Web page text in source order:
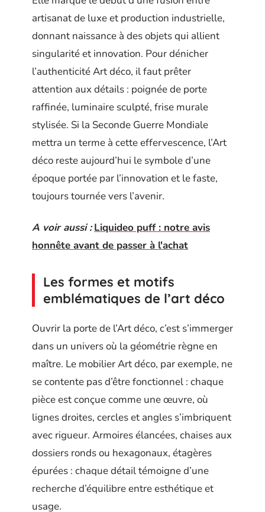
artisanat de luxe et production industrielle,
donnant naissance à des objets qui allient
singularité et innovation. Pour dénicher
l’authenticité Art déco, il faut prêter
attention aux détails : poignée de porte
raffinée, luminaire sculpté, frise murale
stylisée. Si la Seconde Guerre Mondiale
mettra un terme à cette effervescence, l’Art
déco reste aujourd’hui le symbole d’une
époque portée par l’innovation et le faste,
toujours tournée vers l’avenir.
A voir aussi : Liquideo puff : notre avis
honnête avant de passer à l'achat
Les formes et motifs
emblématiques de l’art déco
Ouvrir la porte de l’Art déco, c’est s’immerger
dans un univers où la géométrie règne en
maître. Le mobilier Art déco, par exemple, ne
se contente pas d’être fonctionnel : chaque
pièce est conçue comme une œuvre, où
lignes droites, cercles et angles s’imbriquent
avec rigueur. Armoires élancées, chaises aux
dossiers ronds ou hexagonaux, étagères
épurées : chaque détail témoigne d’une
recherche d’équilibre entre esthétique et
usage.